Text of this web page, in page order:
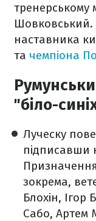
тренерському
Шовковський.
наставника
та чемпіона
"біло-
Луческу
підписавши
зокрема,
Блохін,
Сабо, Артем